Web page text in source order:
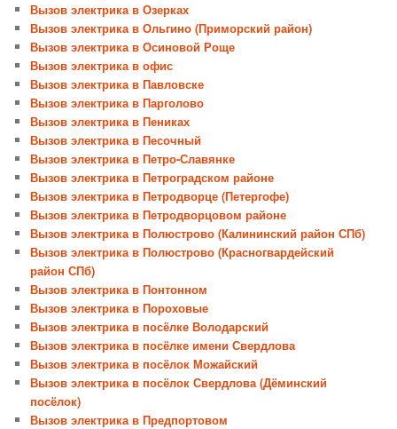
Вызов электрика в Озерках
Вызов электрика в Ольгино (Приморский район)
Вызов электрика в Осиновой Роще
Вызов электрика в офис
Вызов электрика в Павловске
Вызов электрика в Парголово
Вызов электрика в Пениках
Вызов электрика в Песочный
Вызов электрика в Петро-Славянке
Вызов электрика в Петроградском районе
Вызов электрика в Петродворце (Петергофе)
Вызов электрика в Петродворцовом районе
Вызов электрика в Полюстрово (Калининский район СПб)
Вызов электрика в Полюстрово (Красногвардейский
район СПб)
Вызов электрика в Понтонном
Вызов электрика в Пороховые
Вызов электрика в посёлке Володарский
Вызов электрика в посёлке имени Свердлова
Вызов электрика в посёлок Можайский
Вызов электрика в посёлок Свердлова (Дёминский
посёлок)
Вызов электрика в Предпортовом